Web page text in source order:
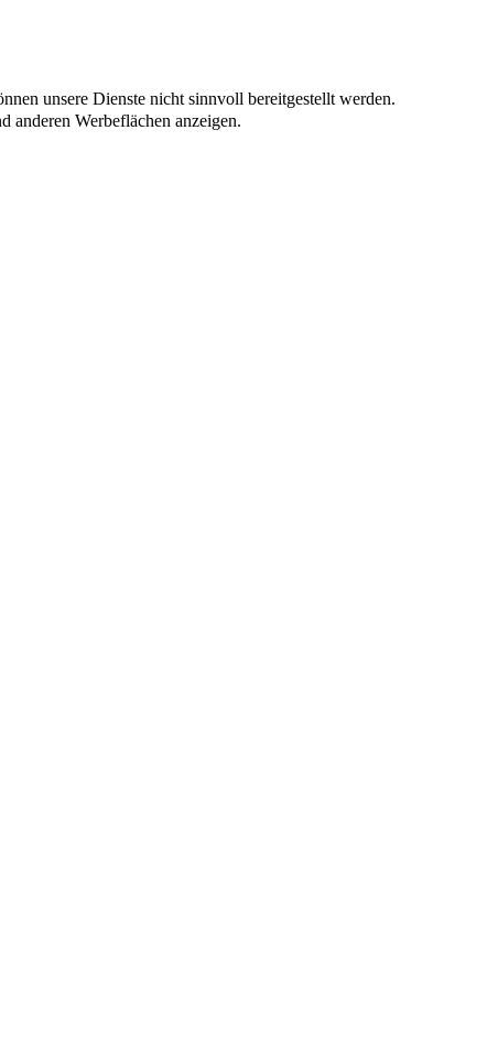
unsere Dienste nicht sinnvoll bereitgestellt werden.
anderen Werbeflächen anzeigen.